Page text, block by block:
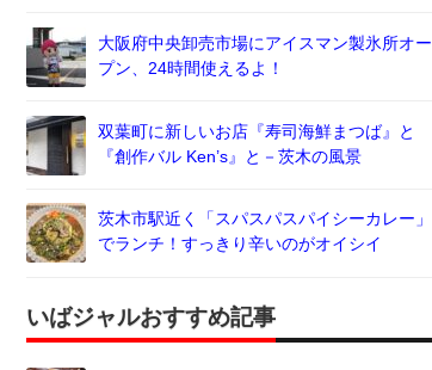
大阪府中央卸売市場にアイスマン製氷所オー
プン、24時間使えるよ！
双葉町に新しいお店『寿司海鮮まつば』と
『創作バル Ken’s』と－茨木の風景
茨木市駅近く「スパスパスパイシーカレー」
でランチ！すっきり辛いのがオイシイ
いばジャルおすすめ記事